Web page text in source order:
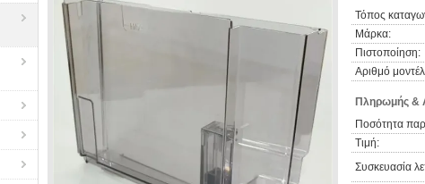
Τόπος
Μάρκα:
Πιστοποίηση:
Αριθμό
Πληρωμής &
Ποσότητα
Τιμή:
Συσκευασία